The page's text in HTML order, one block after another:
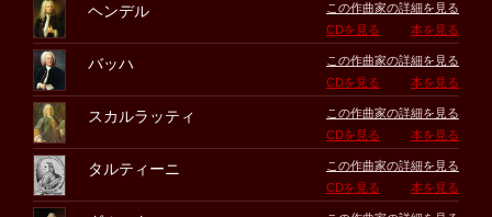
ヘンデル
この作曲家の詳細を見る
CDを見る
本を見る
バッハ
この作曲家の詳細を見る
CDを見る
本を見る
スカルラッティ
この作曲家の詳細を見る
CDを見る
本を見る
タルティーニ
この作曲家の詳細を見る
CDを見る
本を見る